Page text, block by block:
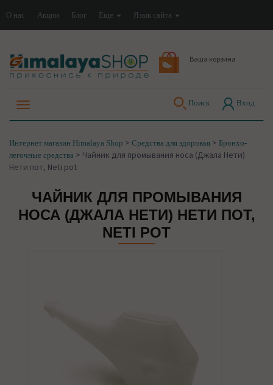
О нас Акции Блог Еще Язык сайта
Ваша корзина
Поиск Вход
Интернет магазин Himalaya Shop > Средства для здоровья > Бронхо-
легочные средства > Чайник для промывания носа (Джала Нети)
Нети пот, Neti pot
ЧАЙНИК ДЛЯ ПРОМЫВАНИЯ
НОСА (ДЖАЛА НЕТИ) НЕТИ ПОТ,
NETI POT